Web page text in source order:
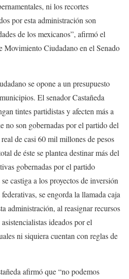
ni los recortes
por esta administración son
de los mexicanos”, afirmó el
Movimiento Ciudadano en el Senado
se opone a un presupuesto
El senador Castañeda
tintes partidistas y afecten más a
no son gobernadas por el partido del
de casi 60 mil millones de pesos
de éste se plantea destinar más del
gobernadas por el partido
castiga a los proyectos de inversión
se engorda la llamada caja
administración, al reasignar recursos
ideados por el
ni siquiera cuentan con reglas de
afirmó que “no podemos